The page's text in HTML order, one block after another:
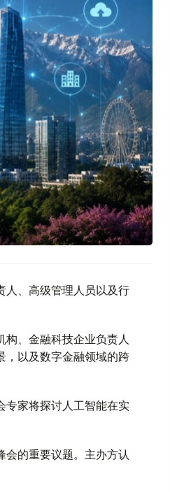
人、高级管理人员以及行
构、金融科技企业负责人
，以及数字金融领域的跨
专家将探讨人工智能在实
会的重要议题。主办方认